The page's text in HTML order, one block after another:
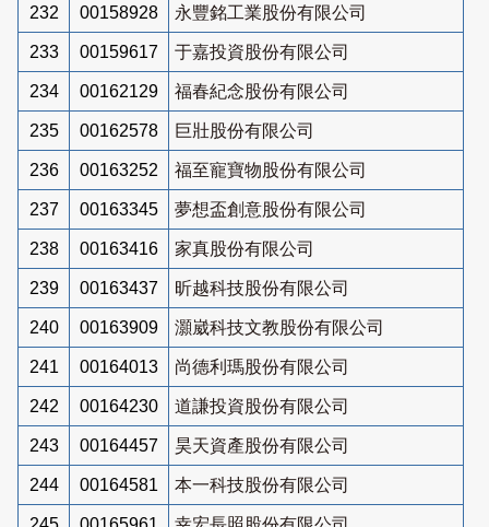
232 00158928 永豐銘工業股份有限公司
233 00159617 于嘉投資股份有限公司
234 00162129 福春紀念股份有限公司
235 00162578 巨壯股份有限公司
236 00163252 福至寵寶物股份有限公司
237 00163345 夢想盃創意股份有限公司
238 00163416 家真股份有限公司
239 00163437 昕越科技股份有限公司
240 00163909 灝崴科技文教股份有限公司
241 00164013 尚德利瑪股份有限公司
242 00164230 道謙投資股份有限公司
243 00164457 昊天資產股份有限公司
244 00164581 本一科技股份有限公司